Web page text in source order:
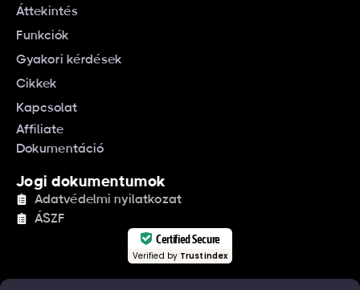
Áttekintés
Funkciók
Gyakori kérdések
Cikkek
Kapcsolat
Affiliate
Dokumentáció
Jogi dokumentumok
Adatvédelmi nyilatkozat
ÁSZF
Certified Secure
Verified by Trustindex